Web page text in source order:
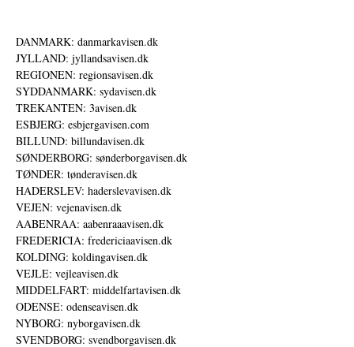
DANMARK: danmarkavisen.dk
JYLLAND: jyllandsavisen.dk
REGIONEN: regionsavisen.dk
SYDDANMARK: sydavisen.dk
TREKANTEN: 3avisen.dk
ESBJERG: esbjergavisen.com
BILLUND: billundavisen.dk
SØNDERBORG: sønderborgavisen.dk
TØNDER: tønderavisen.dk
HADERSLEV: haderslevavisen.dk
VEJEN: vejenavisen.dk
AABENRAA: aabenraaavisen.dk
FREDERICIA: fredericiaavisen.dk
KOLDING: koldingavisen.dk
VEJLE: vejleavisen.dk
MIDDELFART: middelfartavisen.dk
ODENSE: odenseavisen.dk
NYBORG: nyborgavisen.dk
SVENDBORG: svendborgavisen.dk